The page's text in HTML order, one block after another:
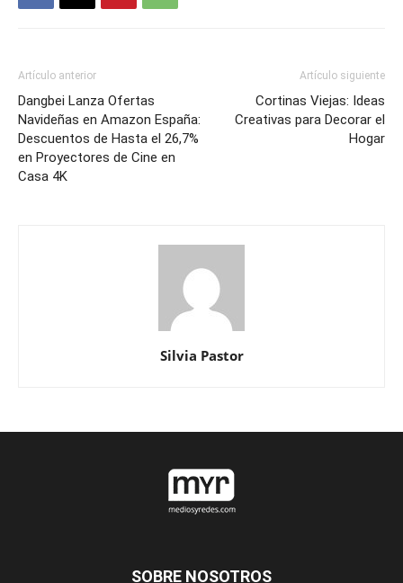
Artículo anterior
Dangbei Lanza Ofertas
Navideñas en Amazon España:
Descuentos de Hasta el 26,7%
en Proyectores de Cine en
Casa 4K
Artículo siguiente
Cortinas Viejas: Ideas
Creativas para Decorar el
Hogar
Silvia Pastor
SOBRE NOSOTROS